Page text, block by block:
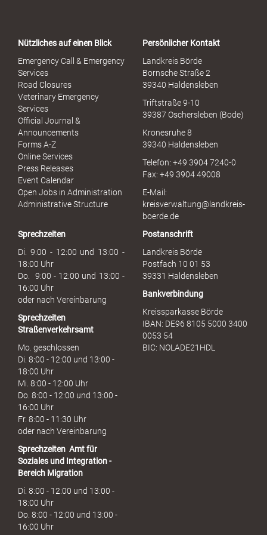
u
h
Nützliches auf einen Blick
Emergency Call & Emergency
Services
Road Closures
Veterinary Emergency
Services
Official Journal &
Announcements
Forms A-Z
Online Services
Press Releases
Event Calendar
Open Jobs in Administration
Administrative Structure
Persönlicher Kontakt
Landkreis Börde
Bornsche Straße 2
39340 Haldensleben
Triftstraße 9-10
39387 Oschersleben (Bode)
Kronesruhe 8
39340 Haldensleben
Telefon: +49 3904 7240-0
Fax: +49 3904 49008
E-Mail:
kreisverwaltung@landkreis-
boerde.de
Sprechzeiten
Di. 9:00 - 12:00 und 13:00 -
18:00 Uhr
Do. 9:00 - 12:00 und 13:00 -
16:00 Uhr
oder nach Vereinbarung
Sprechzeiten
Straßenverkehrsamt
Mo. geschlossen
Di. 8:00 - 12:00 und 13:00 -
18:00 Uhr
Mi. 8:00 - 12:00 Uhr
Do. 8:00 - 12:00 und 13:00 -
16:00 Uhr
Fr. 8:00 - 11:30 Uhr
oder nach Vereinbarung
Sprechzeiten Amt für
Soziales und Integration -
Bereich Migration
Di. 8:00 - 12:00 und 13:00 -
18:00 Uhr
Do. 8:00 - 12:00 und 13:00 -
16:00 Uhr
Postanschrift
Landkreis Börde
Postfach 10 01 53
39331 Haldensleben
Bankverbindung
Kreissparkasse Börde
IBAN: DE96 8105 5000 3400
0053 54
BIC: NOLADE21HDL